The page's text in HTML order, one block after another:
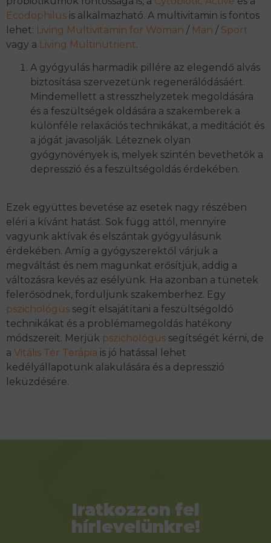
Ecodophilus is alkalmazható. A multivitamin is fontos
lehet: Living Multivitamin for Woman / Man / Sport
vagy a Living Multinutrient.
A gyógyulás harmadik pillére az elegendő alvás
biztosítása szervezetünk regenerálódásáért.
Mindemellett a stresszhelyzetek megoldására
és a feszültségek oldására a szakemberek a
különféle relaxációs technikákat, a meditációt és
a jógát javasolják. Léteznek olyan
gyógynövények is, melyek szintén bevethetők a
depresszió és a feszültségoldás érdekében.
Ezek együttes bevetése az esetek nagy részében
eléri a kívánt hatást. Sok függ attól, mennyire
vagyunk aktívak és elszántak gyógyulásunk
érdekében. Amíg a gyógyszerektől várjuk a
megváltást és nem magunkat erősítjük, addig a
változásra kevés az esélyünk. Ha azonban a tünetek
felerősödnek, forduljunk szakemberhez. Egy
pszichológus segít elsajátítani a feszültségoldó
technikákat és a problémamegoldás hatékony
módszereit. Merjük pszichológus segítségét kérni, de
a Vitális Tér Terápia is jó hatással lehet
kedélyállapotunk alakulására és a depresszió
leküzdésére.
Iratkozzon fel
hírlevelünkre!